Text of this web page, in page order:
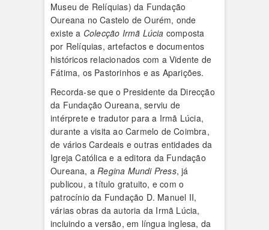
Museu de Relíquias) da Fundação
Oureana no Castelo de Ourém, onde
existe a Colecção Irmã Lúcia composta
por Relíquias, artefactos e documentos
históricos relacionados com a Vidente de
Fátima, os Pastorinhos e as Aparições.
Recorda-se que o Presidente da Direcção
da Fundação Oureana, serviu de
intérprete e tradutor para a Irmã Lúcia,
durante a visita ao Carmelo de Coimbra,
de vários Cardeais e outras entidades da
Igreja Católica e a editora da Fundação
Oureana, aRegina Mundi Press, já
publicou, a título gratuito, e com o
patrocínio da Fundação D. Manuel II,
várias obras da autoria da Irmã Lúcia,
incluindo a versão, em língua inglesa, da